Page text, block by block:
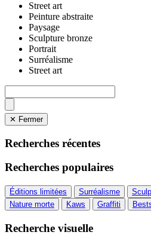
Street art
Peinture abstraite
Paysage
Sculpture bronze
Portrait
Surréalisme
Street art
✕ Fermer
Recherches récentes
Recherches populaires
Éditions limitées Surréalisme
Nature morte
Kaws Graffiti
Recherche visuelle